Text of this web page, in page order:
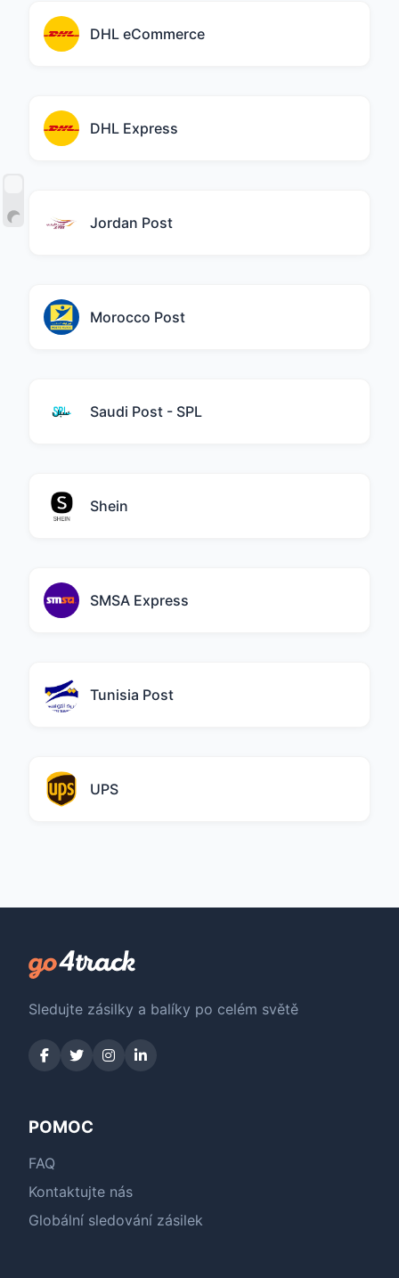
DHL eCommerce
DHL Express
Jordan Post
Morocco Post
Saudi Post - SPL
Shein
SMSA Express
Tunisia Post
UPS
Sledujte zásilky a balíky po celém světě
POMOC
FAQ
Kontaktujte nás
Globální sledování zásilek